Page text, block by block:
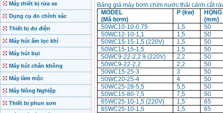
Máy thiết bị rửa xe
Dụng cụ đo chính xác
Thiết bị đo điện
Máy hút ẩm lọc khí
Máy hút bụi
Máy hút chân không
Máy làm mộc
Máy Nông Nghiệp
Thiết bị phun sơn
Bảng giá máy bơm chìm nước thải cánh cắt
MODEL
(Mã bơm)
P (kw)
HỌNG
(mm)
50WC10-10-0,75
1,5
50
50WC12-10-1,1
1,5
50
50WC15-15-1,5 (220V)
1,5
50
50WC15-15-1,5
1,5
50
50WC9-22-2,2 9 (220V)
2,2
50
50WC9-22-2,2
2,2
50
50WC15-25-3
3
50
50WC20-25-4
4
50
50WC25-28-5,5
5,5
50
50WC15-80-7,5
7,5
50
65WC25-10-1,5 (220V)
1,5
65
65WC25-10-1,5
1,5
65